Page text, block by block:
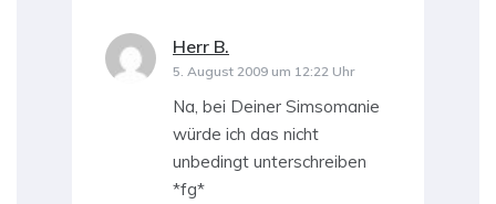
Herr B.
5. August 2009 um 12:22 Uhr
Na, bei Deiner Simsomanie
würde ich das nicht
unbedingt unterschreiben
*fg*